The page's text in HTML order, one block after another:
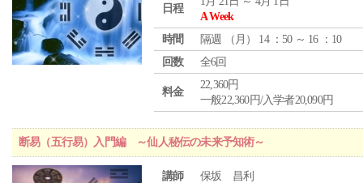
日程
A Week
時間
隔週 （ 月 ） 14 ：50 ～ 16 ：10
回数
全6回
料金
22,360円
一般22,360円/入学者20,090円
断易（五行易）入門編 ～仙人秘伝の未来予知術～
講師 保坂 昌利